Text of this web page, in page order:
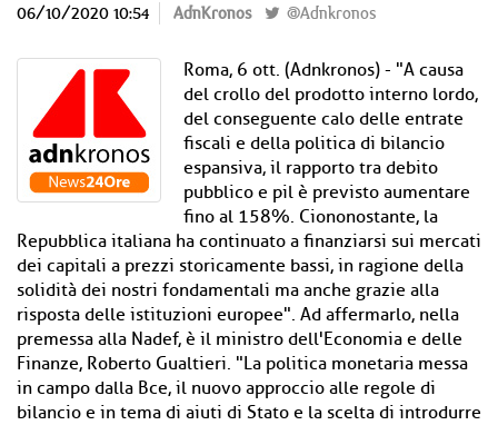
06/10/2020 10:54 AdnKronos @Adnkronos
Roma, 6 ott. (Adnkronos) - "A causa
del crollo del prodotto interno lordo,
del conseguente calo delle entrate
fiscali e della politica di bilancio
espansiva, il rapporto tra debito
pubblico e pil è previsto aumentare
fino al 158%. Ciononostante, la
Repubblica italiana ha continuato a finanziarsi sui mercati
dei capitali a prezzi storicamente bassi, in ragione della
solidità dei nostri fondamentali ma anche grazie alla
risposta delle istituzioni europee". Ad affermarlo, nella
premessa alla Nadef, è il ministro dell'Economia e delle
Finanze, Roberto Gualtieri. "La politica monetaria messa
in campo dalla Bce, il nuovo approccio alle regole di
bilancio e in tema di aiuti di Stato e la scelta di introdurre